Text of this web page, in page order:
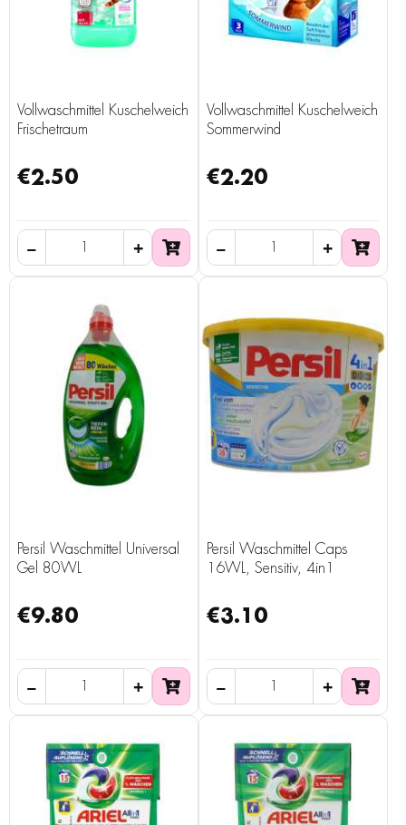
Vollwaschmittel Kuschelweich
Frischetraum
€2.50
Vollwaschmittel Kuschelweich
Sommerwind
€2.20
Persil Waschmittel Universal
Gel 80WL
€9.80
Persil Waschmittel Caps
16WL, Sensitiv, 4in1
€3.10